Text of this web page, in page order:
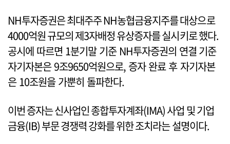
NH투자증권은 최대주주 NH농협금융지주를 대상으로
4000억원 규모의 제3자배정 유상증자를 실시키로 했다.
공시에 따르면 1분기말 기준 NH투자증권의 연결 기준
자기자본은 9조9650억원으로, 증자 완료 후 자기자본
은 10조원을 가뿐히 돌파한다.
이번 증자는 신사업인 종합투자계좌(IMA) 사업 및 기업
금융(IB) 부문 경쟁력 강화를 위한 조치라는 설명이다.